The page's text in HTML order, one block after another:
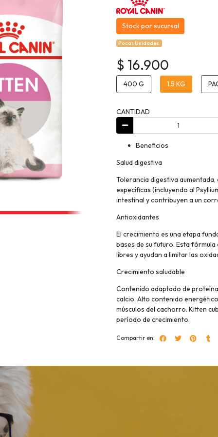
Stock por sucursal
Pocas Unidades.
$ 16.900
400 G 1.5 KG
CANTIDAD
Beneficios
Salud digestiva
Tolerancia digestiva
específicas (incluyendo al
intestinal y contribuyen a un
Antioxidantes
El crecimiento es una etapa
bases de su futuro. Esta
libres y ayudan a limitar las
Crecimiento saludable
Contenido adaptado de
calcio. Alto contenido
músculos del cachorro. Kitten
período de crecimiento.
Compartir en: